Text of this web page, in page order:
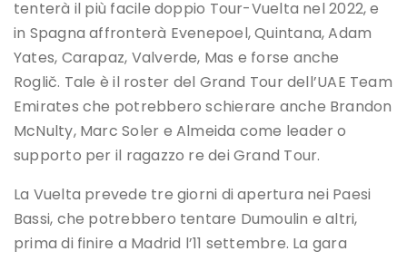
tenterà il più facile doppio Tour-Vuelta nel 2022, e
in Spagna affronterà Evenepoel, Quintana, Adam
Yates, Carapaz, Valverde, Mas e forse anche
Roglič. Tale è il roster del Grand Tour dell’UAE Team
Emirates che potrebbero schierare anche Brandon
McNulty, Marc Soler e Almeida come leader o
supporto per il ragazzo re dei Grand Tour.
La Vuelta prevede tre giorni di apertura nei Paesi
Bassi, che potrebbero tentare Dumoulin e altri,
prima di finire a Madrid l’11 settembre. La gara